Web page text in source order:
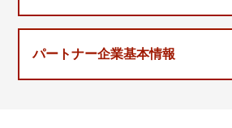
パートナー企業基本情報